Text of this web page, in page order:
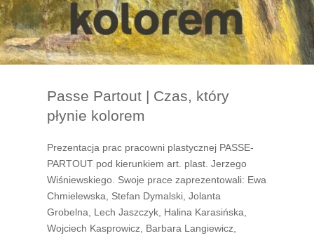
Passe Partout | Czas, który
płynie kolorem
Prezentacja prac pracowni plastycznej PASSE-
PARTOUT pod kierunkiem art. plast. Jerzego
Wiśniewskiego. Swoje prace zaprezentowali: Ewa
Chmielewska, Stefan Dymalski, Jolanta
Grobelna, Lech Jaszczyk, Halina Karasińska,
Wojciech Kasprowicz, Barbara Langiewicz,